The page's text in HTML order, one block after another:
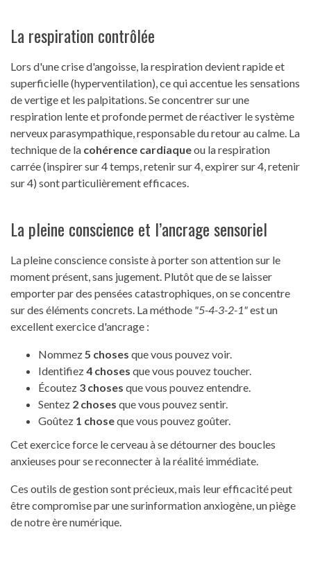
La respiration contrôlée
Lors d'une crise d'angoisse, la respiration devient rapide et
superficielle (hyperventilation), ce qui accentue les sensations
de vertige et les palpitations. Se concentrer sur une
respiration lente et profonde permet de réactiver le système
nerveux parasympathique, responsable du retour au calme. La
technique de la cohérence cardiaqueou la respiration
carrée (inspirer sur 4 temps, retenir sur 4, expirer sur 4, retenir
sur 4) sont particulièrement efficaces.
La pleine conscience et l’ancrage sensoriel
La pleine conscience consiste à porter son attention sur le
moment présent, sans jugement. Plutôt que de se laisser
emporter par des pensées catastrophiques, on se concentre
sur des éléments concrets. La méthode "5-4-3-2-1"est un
excellent exercice d'ancrage :
Nommez5 choses que vous pouvez voir.
Identifiez4 choses que vous pouvez toucher.
Écoutez 3 choses que vous pouvez entendre.
Sentez 2 choses que vous pouvez sentir.
Goûtez 1 choseque vous pouvez goûter.
Cet exercice force le cerveau à se détourner des boucles
anxieuses pour se reconnecter à la réalité immédiate.
Ces outils de gestion sont précieux, mais leur efficacité peut
être compromise par une surinformation anxiogène, un piège
de notre ère numérique.